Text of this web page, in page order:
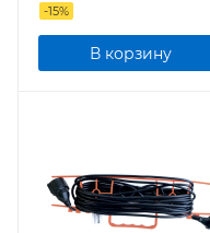
-15%
В корзину